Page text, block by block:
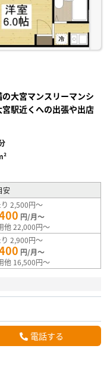
録
の大宮マンスリーマンシ
駅近くへの出張や出店
安
2,500円～
円/月～
他 22,000円～
2,900円～
円/月～
他 16,500円～
電話する